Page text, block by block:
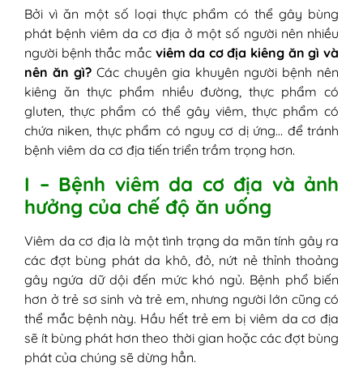
1. Thực phẩm có nhiều đường
2. Thực phẩm giàu chất béo bão hòa
và chất béo chuyển hóa
3. Thực phẩm có gluten
4. Thực phẩm có chứa niken
5. Thực phẩm có thể gây viêm
6. Sữa và các sản phẩm từ sữa
7. Trứng
9. ​Trái cây họ cam quýt
10. Đậu nành và các sản phẩm đậu
11. Thực phẩm chế biến sẵn
12. Hải sản và động vật có vỏ
13. Rau họ cà
14. Thực phẩm có hàm lượng
histamine cao
15. Thực phẩm cay
16. Đồ uống có cồn và chất kích thích
Bởi vì ăn một số loại thực phẩm có thể gây bùng
phát bệnh viêm da cơ địa ở một số người nên nhiều
người bệnh thắc mắc viêm da cơ địa kiêng ăn gì và
nên ăn gì? Các chuyên gia khuyên người bệnh nên
kiêng ăn thực phẩm nhiều đường, thực phẩm có
gluten, thực phẩm có thể gây viêm, thực phẩm có
chứa niken, thực phẩm có nguy cơ dị ứng… để tránh
bệnh viêm da cơ địa tiến triển trầm trọng hơn.
I – Bệnh viêm da cơ địa và ảnh
hưởng của chế độ ăn uống
Viêm da cơ địa là một tình trạng da mãn tính gây ra
các đợt bùng phát da khô, đỏ, nứt nẻ thỉnh thoảng
gây ngứa dữ dội đến mức khó ngủ. Bệnh phổ biến
hơn ở trẻ sơ sinh và trẻ em, nhưng người lớn cũng có
thể mắc bệnh này. Hầu hết trẻ em bị viêm da cơ địa
sẽ ít bùng phát hơn theo thời gian hoặc các đợt bùng
phát của chúng sẽ dừng hẳn.